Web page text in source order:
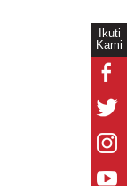
Ikuti
Kami
Andi